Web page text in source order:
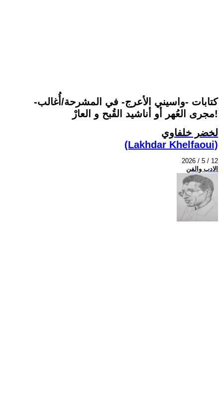
-كتابات -واسيني الأعرج- في المشرحة/أُغالب
مجرى العُهر أو أناشيد القُبح و العارْ!
لخضر خلفاوي
(Lakhdar Khelfaoui)
2026 / 5 / 12
الادب والفن